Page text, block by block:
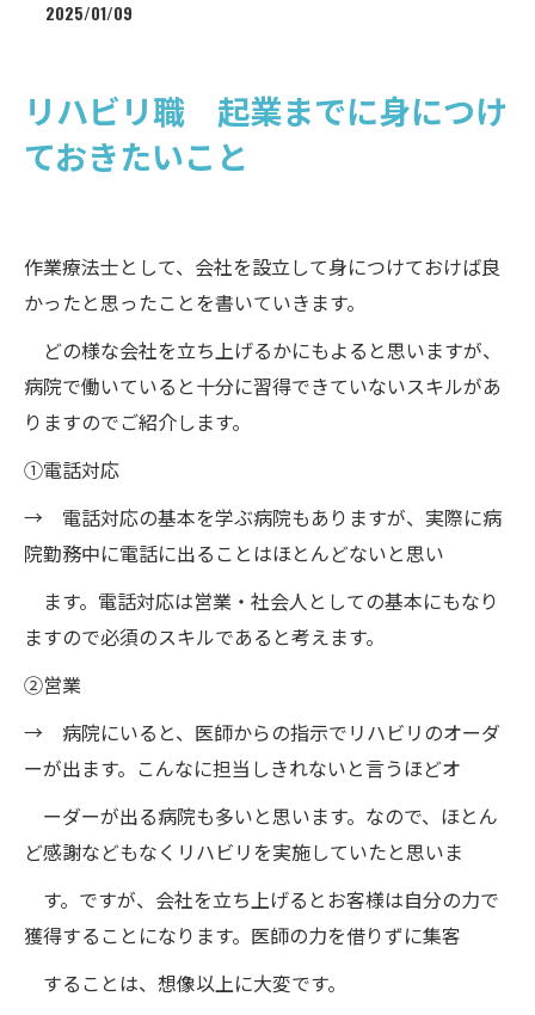
2025/01/09
リハビリ職 起業までに身につけ
ておきたいこと
作業療法士として、会社を設立して身につけておけば良
かったと思ったことを書いていきます。
どの様な会社を立ち上げるかにもよると思いますが、
病院で働いていると十分に習得できていないスキルがあ
りますのでご紹介します。
①電話対応
→ 電話対応の基本を学ぶ病院もありますが、実際に病
院勤務中に電話に出ることはほとんどないと思い
ます。電話対応は営業・社会人としての基本にもなり
ますので必須のスキルであると考えます。
②営業
→ 病院にいると、医師からの指示でリハビリのオーダ
ーが出ます。こんなに担当しきれないと言うほどオ
ーダーが出る病院も多いと思います。なので、ほとん
ど感謝などもなくリハビリを実施していたと思いま
す。ですが、会社を立ち上げるとお客様は自分の力で
獲得することになります。医師の力を借りずに集客
することは、想像以上に大変です。